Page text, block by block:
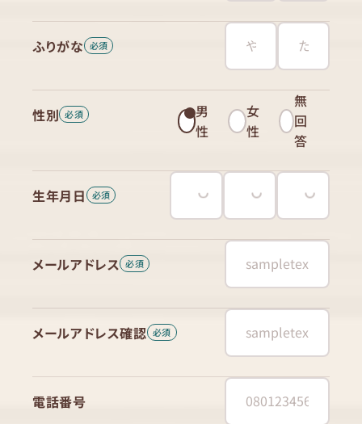
ふりがな
性別
男
性
女
性
無
回
答
生年月日
メールアドレス
メールアドレス確認
電話番号